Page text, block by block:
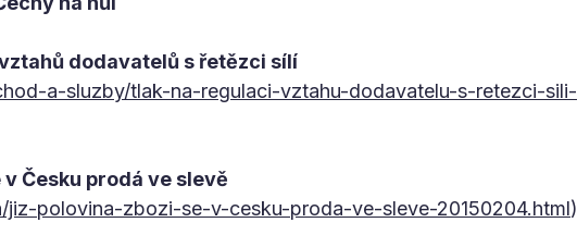
dodavatelů s řetězci sílí
a-sluzby/tlak-na-regulaci-vztahu-dodavatelu-s-retezci-sili-
Česku prodá ve slevě
polovina-zbozi-se-v-cesku-proda-ve-sleve-20150204.html)